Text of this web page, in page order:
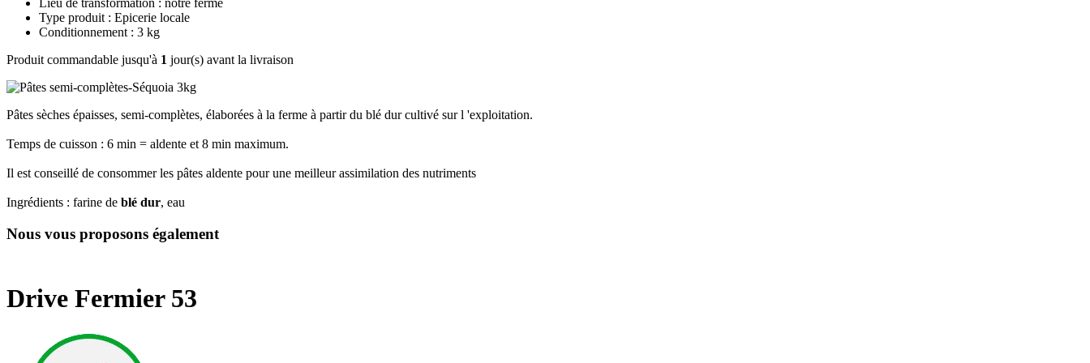
Type produit : Epicerie locale
Conditionnement : 3 kg
Produit commandable jusqu'à 1 jour(s) avant la livraison
Pâtes sèches épaisses, semi-complètes, élaborées à la ferme à partir du blé dur cultivé sur l 'exploitation.
Temps de cuisson : 6 min = aldente et 8 min maximum.
Il est conseillé de consommer les pâtes aldente pour une meilleur assimilation des nutriments
Ingrédients : farine de blé dur, eau
Nous vous proposons également
Drive Fermier 53